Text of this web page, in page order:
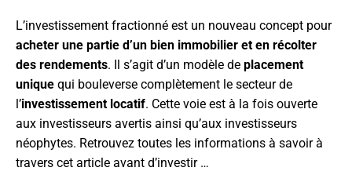
L’investissement fractionné est un nouveau concept pour
acheter une partie d’un bien immobilier et en récolter
des rendements. Il s’agit d’un modèle de placement
unique qui bouleverse complètement le secteur de
l’investissement locatif. Cette voie est à la fois ouverte
aux investisseurs avertis ainsi qu’aux investisseurs
néophytes. Retrouvez toutes les informations à savoir à
travers cet article avant d’investir …